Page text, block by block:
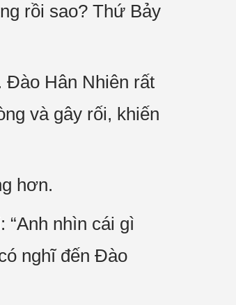
rồi sao? Thứ Bảy
Đào Hân Nhiên rất
và gây rối, khiến
hơn.
nhìn cái gì
nghĩ đến Đào